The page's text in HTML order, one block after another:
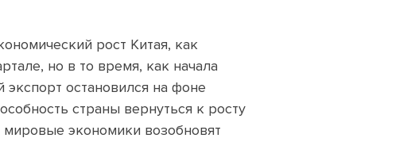
рост Китая, как
но в то время, как начала
экспорт остановился на фоне
страны вернуться к росту
мировые экономики возобновят